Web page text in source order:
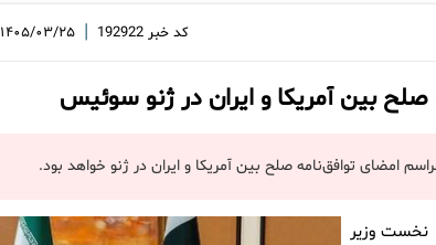
کد خبر 192922
| ۱۴۰۵/۰۳/۲۵ ۲۲:۴۴
بین آمریکا و ایران در ژنو سوئیس
امضای توافق‌نامه صلح بین آمریکا و ایران در ژنو خواهد بود.
نخست وزیر